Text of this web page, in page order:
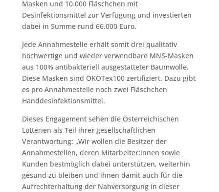
Masken und 10.000 Fläschchen mit
Desinfektionsmittel zur Verfügung und investierten
dabei in Summe rund 66.000 Euro.
Jede Annahmestelle erhält somit drei qualitativ
hochwertige und wieder verwendbare MNS-Masken
aus 100% antibakteriell ausgestatteter Baumwolle.
Diese Masken sind ÖKOTex100 zertifiziert. Dazu gibt
es pro Annahmestelle noch zwei Fläschchen
Handdesinfektionsmittel.
Dieses Engagement sehen die Österreichischen
Lotterien als Teil ihrer gesellschaftlichen
Verantwortung: „Wir wollen die Besitzer der
Annahmestellen, deren Mitarbeiter:innen sowie
Kunden bestmöglich dabei unterstützen, weiterhin
gesund zu bleiben und ihnen damit auch für die
Aufrechterhaltung der Nahversorgung in dieser